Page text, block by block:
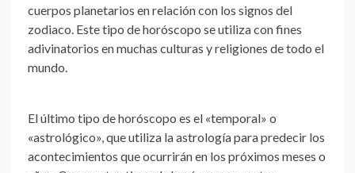
cuerpos planetarios en relación con los signos del
zodiaco. Este tipo de horóscopo se utiliza con fines
adivinatorios en muchas culturas y religiones de todo el
mundo.
El último tipo de horóscopo es el «temporal» o
«astrológico», que utiliza la astrología para predecir los
acontecimientos que ocurrirán en los próximos meses o